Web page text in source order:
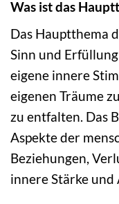
Was ist das
Das Hauptthema
Sinn und
eigene innere
eigenen Träume
zu entfalten. Das
Aspekte der
Beziehungen,
innere Stärke und